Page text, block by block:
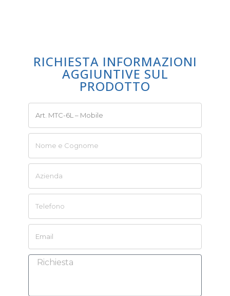
RICHIESTA INFORMAZIONI
AGGIUNTIVE SUL
PRODOTTO